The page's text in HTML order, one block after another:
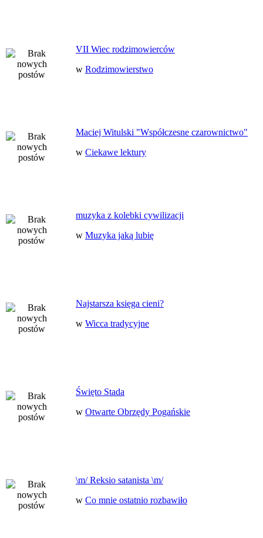
VII Wiec rodzimowierców
w Rodzimowierstwo
Maciej Witulski "Współczesne czarownictwo"
w Ciekawe lektury
muzyka z kolebki cywilizacji
w Muzyka jaką lubię
Najstarsza księga cieni?
w Wicca tradycyjne
Święto Stada
w Otwarte Obrzędy Pogańskie
\m/ Reksio satanista \m/
w Co mnie ostatnio rozbawiło